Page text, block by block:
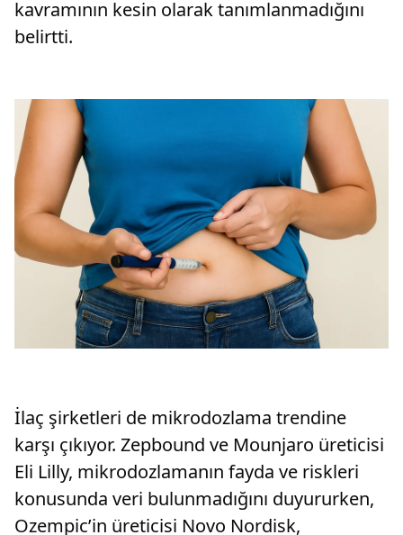
kavramının kesin olarak tanımlanmadığını
belirtti.
İlaç şirketleri de mikrodozlama trendine
karşı çıkıyor. Zepbound ve Mounjaro üreticisi
Eli Lilly, mikrodozlamanın fayda ve riskleri
konusunda veri bulunmadığını duyururken,
Ozempic’in üreticisi Novo Nordisk,